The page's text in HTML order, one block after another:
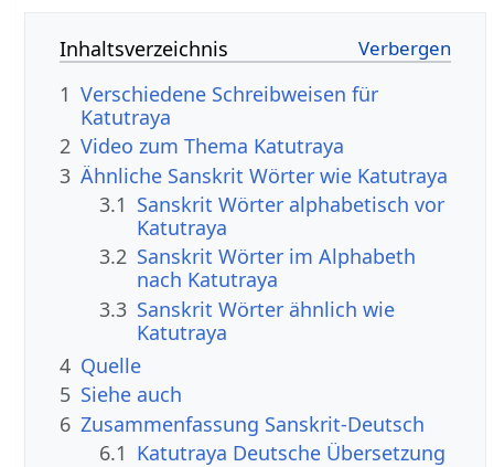
Inhaltsverzeichnis
1 Verschiedene Schreibweisen für
Katutraya
2 Video zum Thema Katutraya
3 Ähnliche Sanskrit Wörter wie Katutraya
3.1 Sanskrit Wörter alphabetisch vor
Katutraya
3.2 Sanskrit Wörter im Alphabeth
nach Katutraya
3.3 Sanskrit Wörter ähnlich wie
Katutraya
4 Quelle
5 Siehe auch
6 Zusammenfassung Sanskrit-Deutsch
6.1 Katutraya Deutsche Übersetzung